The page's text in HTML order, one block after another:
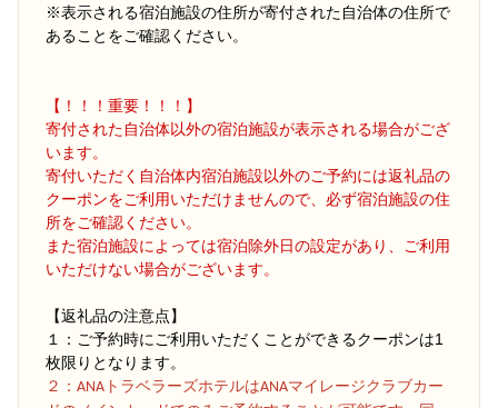
※表示される宿泊施設の住所が寄付された自治体の住所で
あることをご確認ください。
【！！！重要！！！】
寄付された自治体以外の宿泊施設が表示される場合がござ
います。
寄付いただく自治体内宿泊施設以外のご予約には返礼品の
クーポンをご利用いただけませんので、必ず宿泊施設の住
所をご確認ください。
また宿泊施設によっては宿泊除外日の設定があり、ご利用
いただけない場合がございます。
【返礼品の注意点】
１：ご予約時にご利用いただくことができるクーポンは1
枚限りとなります。
２ ：ANAトラベラーズホテルはANAマイレージクラブカー